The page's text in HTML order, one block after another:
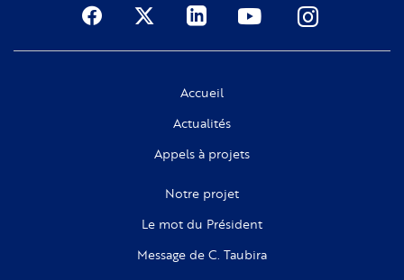
Social
Accueil
Actualités
Appels à projets
Notre projet
Le mot du Président
Message de C. Taubira